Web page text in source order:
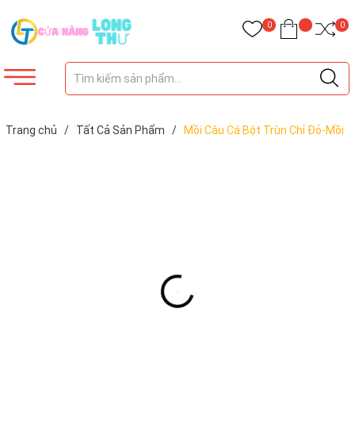
0 0
Trang chủ / Tất Cả Sản Phẩm /
Mồi Câu Cá Bột Trùn Chỉ Đỏ-Mồi